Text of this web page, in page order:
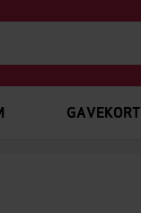
GAVEKORT